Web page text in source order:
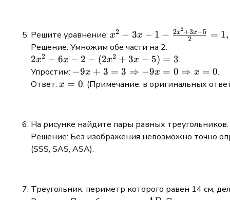
Решите уравнение: x^{2}-3
x-1-
\frac{2
x^{2}+3
x-5}
x2 − 3x − 1 − 2
2x2+3x−5 = 1,
Решение: Умножим обе части на 2:
2x^2
- 6x -
2 -
= 3
2x2 − 6x − 2 − (2x2 + 3x − 5) = 3.
Упростим: -9x + 3 = 3
\Rightarrow
x = 0
−9x + 3 = 3 ⇒ −9x = 0 ⇒ x = 0.
Ответ: x
x = 0. (Примечание: в оригинальных
На рисунке найдите пары равных треугольников.
Решение: Без изображения невозможно точно
(SSS, SAS, ASA).
Треугольник, периметр которого равен 14 см,